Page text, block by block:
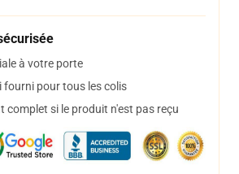
à votre porte
fourni pour tous les colis
complet si le produit n'est pas reçu